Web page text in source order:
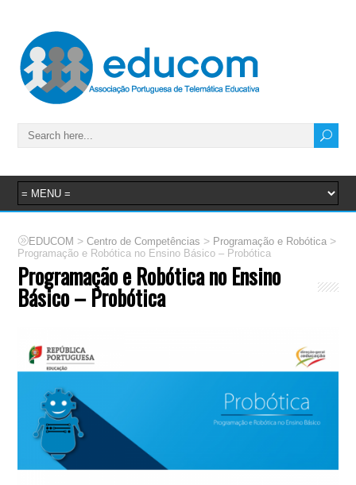
EDUCOM >Centro de Competências > Programação e Robótica >
Programação e Robótica no Ensino Básico – Probótica
Programação e Robótica no Ensino
Básico – Probótica